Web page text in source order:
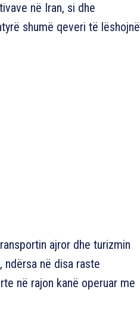
në Iran, si dhe
shumë qeveri të lëshojnë
ajror dhe turizmin
ndërsa në disa raste
në rajon kanë operuar me